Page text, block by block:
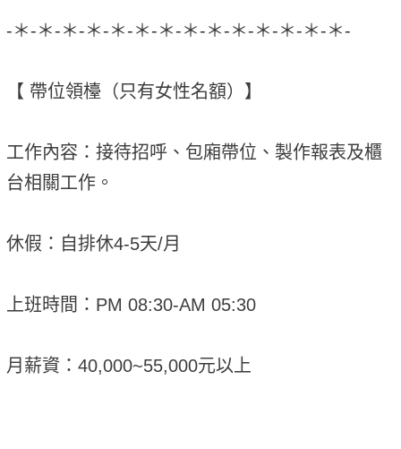
-＊-＊-＊-＊-＊-＊-＊-＊-＊-＊-＊-＊-＊-＊-
【 帶位領檯（只有女性名額）】
工作內容：接待招呼、包廂帶位、製作報表及櫃
台相關工作。
休假：自排休4-5天/月
上班時間：PM 08:30-AM 05:30
月薪資：40,000~55,000元以上